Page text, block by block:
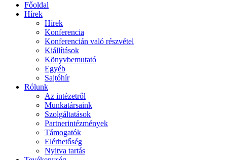
Főoldal
Hírek
Hírek
Konferencia
Konferencián való részvétel
Kiállítások
Könyvbemutató
Egyéb
Sajtóhír
Rólunk
Az intézetről
Munkatársaink
Szolgáltatások
Partnerintézmények
Támogatók
Elérhetőség
Nyitva tartás